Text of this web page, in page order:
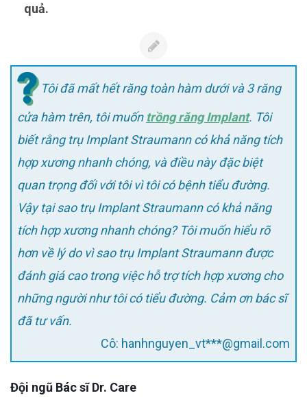
quả.
Tôi đã mất hết răng toàn hàm dưới và 3 răng
cửa hàm trên, tôi muốn trồng răng Implant. Tôi
biết rằng trụ Implant Straumann có khả năng tích
hợp xương nhanh chóng, và điều này đặc biệt
quan trọng đối với tôi vì tôi có bệnh tiểu đường.
Vậy tại sao trụ Implant Straumann có khả năng
tích hợp xương nhanh chóng? Tôi muốn hiểu rõ
hơn về lý do vì sao trụ Implant Straumann được
đánh giá cao trong việc hỗ trợ tích hợp xương cho
những người như tôi có tiểu đường. Cảm ơn bác sĩ
đã tư vấn.
Cô: hanhnguyen_vt***@gmail.com
Đội ngũ Bác sĩ Dr. Care